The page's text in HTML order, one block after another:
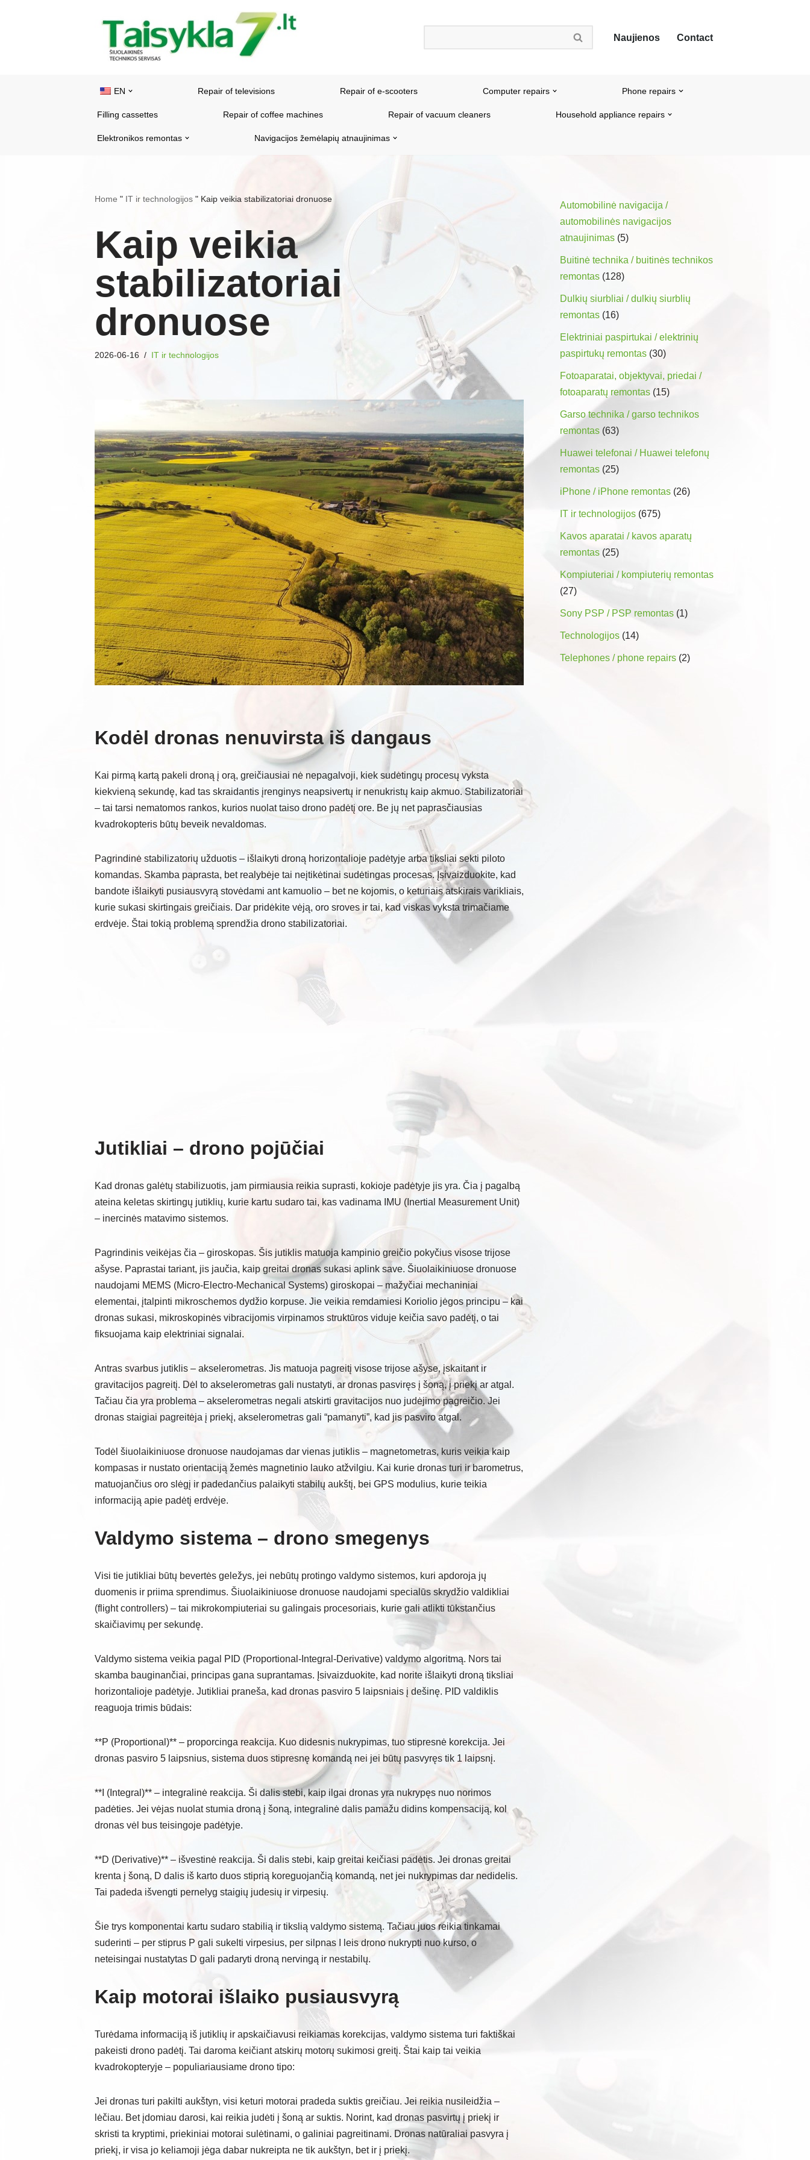
Naujienos Contact
EN Repair of televisions Repair of e-scooters Computer repairs Phone repairs
Filling cassettes Repair of coffee machines Repair of vacuum cleaners Household appliance repairs
Elektronikos remontas Navigacijos žemėlapių atnaujinimas
Home " IT ir technologijos " Kaip veikia stabilizatoriai dronuose
Kaip veikia
stabilizatoriai
dronuose
2026-06-16 IT ir technologijos
Kodėl dronas nenuvirsta iš dangaus
Kai pirmą kartą pakeli droną į orą, greičiausiai nė nepagalvoji, kiek sudėtingų procesų vyksta
kiekvieną sekundę, kad tas skraidantis įrenginys neapsivertų ir nenukristų kaip akmuo. Stabilizatoriai
– tai tarsi nematomos rankos, kurios nuolat taiso drono padėtį ore. Be jų net paprasčiausias
kvadrokopteris būtų beveik nevaldomas.
Pagrindinė stabilizatorių užduotis – išlaikyti droną horizontalioje padėtyje arba tiksliai sekti piloto
komandas. Skamba paprasta, bet realybėje tai neįtikėtinai sudėtingas procesas. Įsivaizduokite, kad
bandote išlaikyti pusiausvyrą stovėdami ant kamuolio – bet ne kojomis, o keturiais atskirais varikliais,
kurie sukasi skirtingais greičiais. Dar pridėkite vėją, oro sroves ir tai, kad viskas vyksta trimačiame
erdvėje. Štai tokią problemą sprendžia drono stabilizatoriai.
Jutikliai – drono pojūčiai
Kad dronas galėtų stabilizuotis, jam pirmiausia reikia suprasti, kokioje padėtyje jis yra. Čia į pagalbą
ateina keletas skirtingų jutiklių, kurie kartu sudaro tai, kas vadinama IMU (Inertial Measurement Unit)
– inercinės matavimo sistemos.
Pagrindinis veikėjas čia – giroskopas. Šis jutiklis matuoja kampinio greičio pokyčius visose trijose
ašyse. Paprastai tariant, jis jaučia, kaip greitai dronas sukasi aplink save. Šiuolaikiniuose dronuose
naudojami MEMS (Micro-Electro-Mechanical Systems) giroskopai – mažyčiai mechaniniai
elementai, įtalpinti mikroschemos dydžio korpuse. Jie veikia remdamiesi Koriolio jėgos principu – kai
dronas sukasi, mikroskopinės vibracijomis virpinamos struktūros viduje keičia savo padėtį, o tai
fiksuojama kaip elektriniai signalai.
Antras svarbus jutiklis – akselerometras. Jis matuoja pagreitį visose trijose ašyse, įskaitant ir
gravitacijos pagreitį. Dėl to akselerometras gali nustatyti, ar dronas pasviręs į šoną, į priekį ar atgal.
Tačiau čia yra problema – akselerometras negali atskirti gravitacijos nuo judėjimo pagreičio. Jei
dronas staigiai pagreitėja į priekį, akselerometras gali “pamanyti”, kad jis pasviro atgal.
Todėl šiuolaikiniuose dronuose naudojamas dar vienas jutiklis – magnetometras, kuris veikia kaip
kompasas ir nustato orientaciją žemės magnetinio lauko atžvilgiu. Kai kurie dronas turi ir barometrus,
matuojančius oro slėgį ir padedančius palaikyti stabilų aukštį, bei GPS modulius, kurie teikia
informaciją apie padėtį erdvėje.
Valdymo sistema – drono smegenys
Visi tie jutikliai būtų bevertės geležys, jei nebūtų protingo valdymo sistemos, kuri apdoroja jų
duomenis ir priima sprendimus. Šiuolaikiniuose dronuose naudojami specialūs skrydžio valdikliai
(flight controllers) – tai mikrokompiuteriai su galingais procesoriais, kurie gali atlikti tūkstančius
skaičiavimų per sekundę.
Valdymo sistema veikia pagal PID (Proportional-Integral-Derivative) valdymo algoritmą. Nors tai
skamba bauginančiai, principas gana suprantamas. Įsivaizduokite, kad norite išlaikyti droną tiksliai
horizontalioje padėtyje. Jutikliai praneša, kad dronas pasviro 5 laipsniais į dešinę. PID valdiklis
reaguoja trimis būdais:
**P (Proportional)** – proporcinga reakcija. Kuo didesnis nukrypimas, tuo stipresnė korekcija. Jei
dronas pasviro 5 laipsnius, sistema duos stipresnę komandą nei jei būtų pasvyręs tik 1 laipsnį.
**I (Integral)** – integralinė reakcija. Ši dalis stebi, kaip ilgai dronas yra nukrypęs nuo norimos
padėties. Jei vėjas nuolat stumia droną į šoną, integralinė dalis pamažu didins kompensaciją, kol
dronas vėl bus teisingoje padėtyje.
**D (Derivative)** – išvestinė reakcija. Ši dalis stebi, kaip greitai keičiasi padėtis. Jei dronas greitai
krenta į šoną, D dalis iš karto duos stiprią koreguojančią komandą, net jei nukrypimas dar nedidelis.
Tai padeda išvengti pernelyg staigių judesių ir virpesių.
Šie trys komponentai kartu sudaro stabilią ir tikslią valdymo sistemą. Tačiau juos reikia tinkamai
suderinti – per stiprus P gali sukelti virpesius, per silpnas I leis drono nukrypti nuo kurso, o
neteisingai nustatytas D gali padaryti droną nervingą ir nestabilų.
Kaip motorai išlaiko pusiausvyrą
Turėdama informaciją iš jutiklių ir apskaičiavusi reikiamas korekcijas, valdymo sistema turi faktiškai
pakeisti drono padėtį. Tai daroma keičiant atskirų motorų sukimosi greitį. Štai kaip tai veikia
kvadrokopteryje – populiariausiame drono tipo:
Jei dronas turi pakilti aukštyn, visi keturi motorai pradeda suktis greičiau. Jei reikia nusileidžia –
lėčiau. Bet įdomiau darosi, kai reikia judėti į šoną ar suktis. Norint, kad dronas pasvirtų į priekį ir
skristi ta kryptimi, priekiniai motorai sulėtinami, o galiniai pagreitinami. Dronas natūraliai pasvyra į
priekį, ir visa jo keliamoji jėga dabar nukreipta ne tik aukštyn, bet ir į priekį.
Automobilinė navigacija /
automobilinės navigacijos
atnaujinimas (5)
Buitinė technika / buitinės technikos
remontas (128)
Dulkių siurbliai / dulkių siurblių
remontas (16)
Elektriniai paspirtukai / elektrinių
paspirtukų remontas (30)
Fotoaparatai, objektyvai, priedai /
fotoaparatų remontas (15)
Garso technika / garso technikos
remontas (63)
Huawei telefonai / Huawei telefonų
remontas (25)
iPhone / iPhone remontas (26)
IT ir technologijos (675)
Kavos aparatai / kavos aparatų
remontas (25)
Kompiuteriai / kompiuterių remontas
(27)
Sony PSP / PSP remontas (1)
Technologijos (14)
Telephones / phone repairs (2)